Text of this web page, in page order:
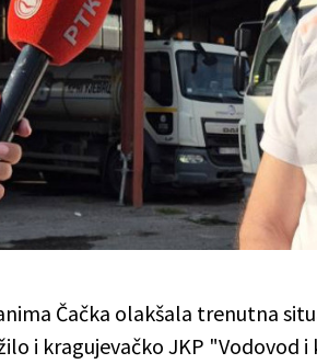
Čačka olakšala trenutna
i kragujevačko JKP "Vodovod